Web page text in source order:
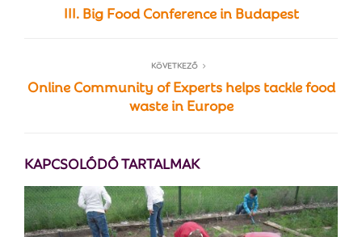
III. Big Food Conference in Budapest
KÖVETKEZŐ
Online Community of Experts helps tackle food
waste in Europe
KAPCSOLÓDÓ TARTALMAK